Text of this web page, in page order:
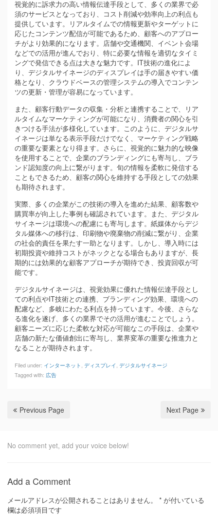
視覚的に訴求力の高い情報伝達手段として、多くの業界で必
須のサービスとなっており、コスト削減や効率向上の利点も
提供しています。リアルタイムでの情報更新やターゲットに
応じたコンテンツ配信が可能であるため、顧客へのアプロー
チがより効果的になります。店舗や交通機関、イベント会場
などでの活用が進んでおり、特に必要な情報を適切なタイミ
ングで発信できる点は大きな魅力です。IT技術の進化によ
り、デジタルサイネージのディスプレイは手の届きやすい価
格となり、クラウドベースの管理システムの導入でコンテン
ツの更新・管理が容易になっています。
また、顧客行動データの収集・分析と連携することで、リア
ルタイムなマーケティングが可能になり、消費者の関心を引
きつける手法が多様化しています。このように、デジタルサ
イネージは単なる表示手段だけでなく、マーケティング戦略
の重要な要素となり得ます。さらに、視覚的に魅力的な映像
を使用することで、企業のブランディングにも寄与し、ブラ
ンド認知度の向上に繋がります。旬の情報を柔軟に発信する
こともできるため、顧客の関心を維持する手段としての効果
も期待されます。
実際、多くの企業がこの技術の導入を進めた結果、顧客数や
購買率が向上した事例も確認されています。また、デジタル
サイネージは環境への配慮にも寄与します。紙媒体からデジ
タル媒体への移行は、印刷物や廃棄物の削減に繋がり、企業
の社会的責任を果たす一助となります。しかし、導入時には
初期投資や維持コストがネックとなる場合もありますが、長
期的には効果的な顧客アプローチが期待でき、投資回収が可
能です。
デジタルサイネージは、視覚効果に優れた情報伝達手段とし
ての利点やIT技術との連携、ブランディング効果、環境への
配慮など、多岐にわたる利点を持っています。今後、さらな
る進化を遂げ、多くの業界でその活用が進むことでしょう。
顧客ニーズに応じた柔軟な対応が可能なこの手段は、企業や
店舗の新たな価値創出に寄与し、業界変革の重要な推進力と
なることが期待されます。
Filed under: インターネット ディスプレイ デジタルサイネージ
Tagged with: 広告
Previous Page Next Page
No comment yet, add your voice below!
Add a Comment
メールアドレスが公開されることはありません。 * が付いている
欄は必須項目です